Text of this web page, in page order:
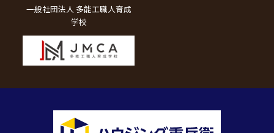
一般社団法人 多能工職人育成
学校